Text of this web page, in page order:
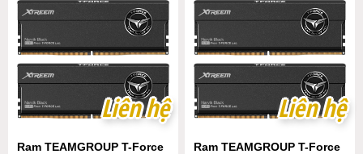
Liên hệ
Liên hệ
Ram TEAMGROUP T-Force
Liên hệ
Liên hệ
Ram TEAMGROUP T-Force